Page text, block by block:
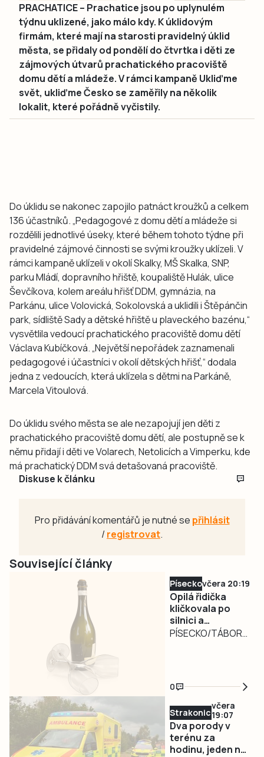
PRACHATICE – Prachatice jsou po uplynulém
týdnu uklizené, jako málo kdy. K úklidovým
firmám, které mají na starosti pravidelný úklid
města, se přidaly od pondělí do čtvrtka i děti ze
zájmových útvarů prachatického pracoviště
domu dětí a mládeže. V rámci kampaně Ukliďme
svět, ukliďme Česko se zaměřily na několik
lokalit, které pořádně vyčistily.
Do úklidu se nakonec zapojilo patnáct kroužků a celkem
136 účastníků. „Pedagogové z domu dětí a mládeže si
rozdělili jednotlivé úseky, které během tohoto týdne při
pravidelné zájmové činnosti se svými kroužky uklízeli. V
rámci kampaně uklízeli v okolí Skalky, MŠ Skalka, SNP,
parku Mládí, dopravního hřiště, koupaliště Hulák, ulice
Ševčíkova, kolem areálu hřišť DDM, gymnázia, na
Parkánu, ulice Volovická, Sokolovská a uklidili i Štěpánčin
park, sídliště Sady a dětské hřiště u plaveckého bazénu,“
vysvětlila vedoucí prachatického pracoviště domu dětí
Václava Kubíčková. „Největší nepořádek zaznamenali
pedagogové i účastníci v okolí dětských hřišť,“ dodala
jedna z vedoucích, která uklízela s dětmi na Parkáně,
Marcela Vitoulová.
Do úklidu svého města se ale nezapojují jen děti z
prachatického pracoviště domu dětí, ale postupně se k
němu přidají i děti ve Volarech, Netolicích a Vimperku, kde
má prachatický DDM svá detašovaná pracoviště.
Diskuse k článku
Pro přidávání komentářů je nutné se přihlásit
/registrovat.
Související články
Píseckovčera 20:19
Opilá řidička
kličkovala po
silnici a
ohrožovala
PÍSECKO/TÁBORSKO
zaměstnal ve
středu v poledne
písecké policisty.
Řidiči jedoucí po
silnici I/29 ve
0
Strakonicko
včera
19:07
Dva porody v
terénu za
hodinu, jeden na